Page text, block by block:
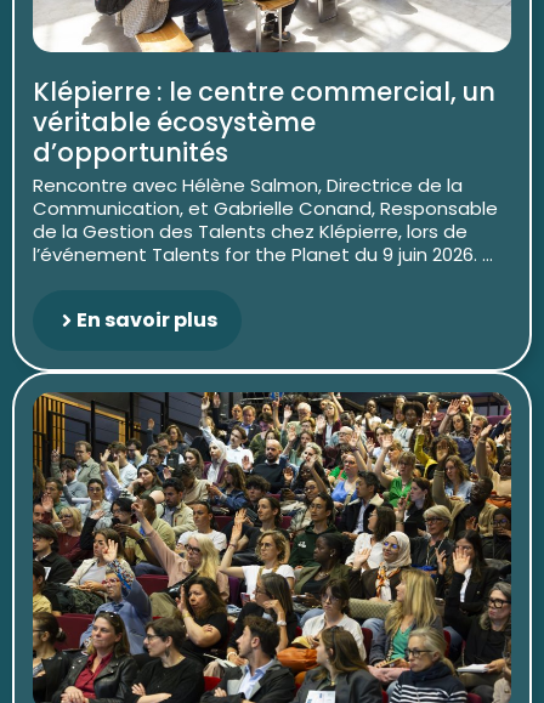
Klépierre : le centre commercial, un
véritable écosystème
d’opportunités
Rencontre avec Hélène Salmon, Directrice de la
Communication, et Gabrielle Conand, Responsable
de la Gestion des Talents chez Klépierre, lors de
l’événement Talents for the Planet du 9 juin 2026. ...
En savoir plus